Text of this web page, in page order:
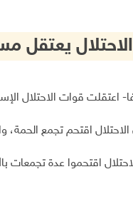
الاحتلال يعتقل
اقتحم تجمع الحمة،
اقتحموا عدة تجمعات